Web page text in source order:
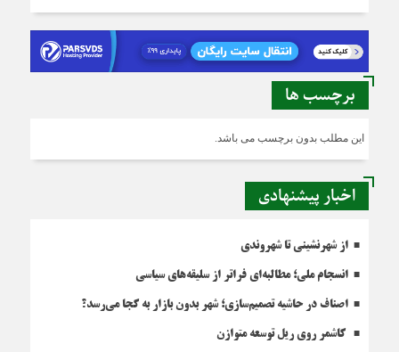
برچسب ها
این مطلب بدون برچسب می باشد.
اخبار پیشنهادی
از شهرنشینی تا شهروندی
انسجام ملی؛ مطالبه‌ای فراتر از سلیقه‌های سیاسی
اصناف در حاشیه تصمیم‌سازی؛ شهر بدون بازار به کجا می‌رسد؟
کاشمر روی ریل توسعه متوازن